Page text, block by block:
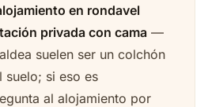
en rondavel
privada con cama —
suelen ser un colchón
suelo; si eso es
al alojamiento por